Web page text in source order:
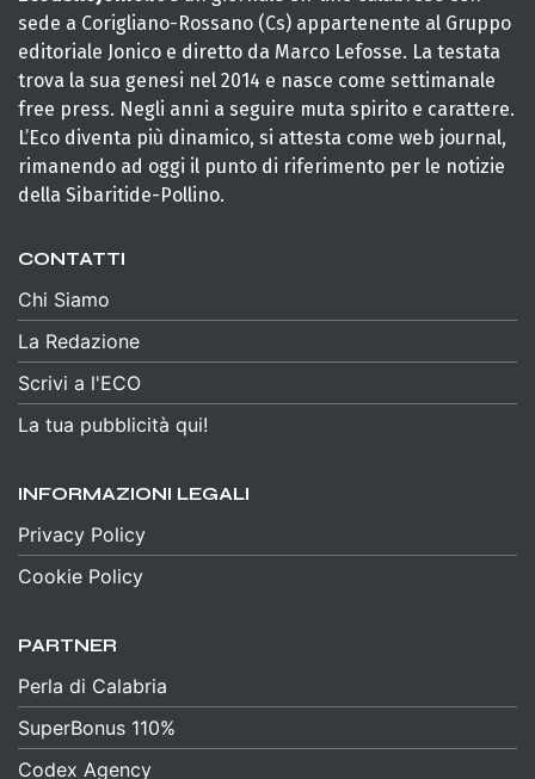
sede a Corigliano-Rossano (Cs) appartenente al Gruppo
editoriale Jonico e diretto da Marco Lefosse. La testata
trova la sua genesi nel 2014 e nasce come settimanale
free press. Negli anni a seguire muta spirito e carattere.
L’Eco diventa più dinamico, si attesta come web journal,
rimanendo ad oggi il punto di riferimento per le notizie
della Sibaritide-Pollino.
CONTATTI
Chi Siamo
La Redazione
Scrivi a l'ECO
La tua pubblicità qui!
INFORMAZIONI LEGALI
Privacy Policy
Cookie Policy
PARTNER
Perla di Calabria
SuperBonus 110%
Codex Agency